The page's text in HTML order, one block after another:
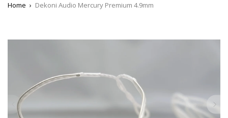
Home › Dekoni Audio Mercury Premium 4.9mm